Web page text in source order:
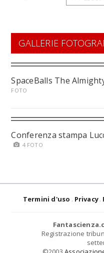
GALLERIE
SpaceBalls The
FOTO
Conferenza stampa
4 FOTO
Termini d'uso Privacy
Registrazione